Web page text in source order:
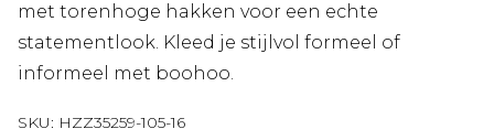
met torenhoge hakken voor een echte
statementlook. Kleed je stijlvol formeel of
informeel met boohoo.
SKU: HZZ35259-105-16